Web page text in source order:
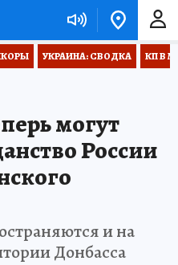
УКРАИНА: СВОДКА КП В
могут
России
и на
Донбасса